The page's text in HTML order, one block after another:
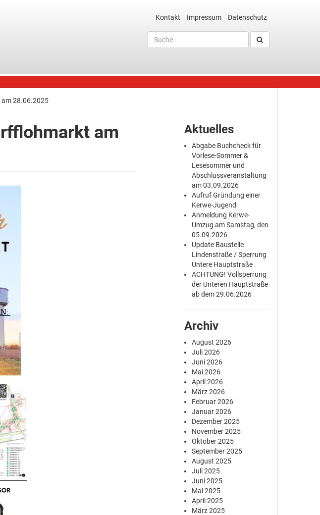
Kontakt Impressum Datenschutz
28.06.2025
am
Aktuelles
Abgabe Buchcheck für
Vorlese-Sommer &
Lesesommer und
Abschlussveranstaltung
am 03.09.2026
Aufruf Gründung einer
Kerwe-Jugend
Anmeldung Kerwe-
Umzug am Samstag, den
05.09.2026
Update Baustelle
Lindenstraße / Sperrung
Untere Hauptstraße
ACHTUNG! Vollsperrung
der Unteren Hauptstraße
ab dem 29.06.2026
Archiv
August 2026
Juli 2026
Juni 2026
Mai 2026
April 2026
März 2026
Februar 2026
Januar 2026
Dezember 2025
November 2025
Oktober 2025
September 2025
August 2025
Juli 2025
Juni 2025
Mai 2025
April 2025
März 2025